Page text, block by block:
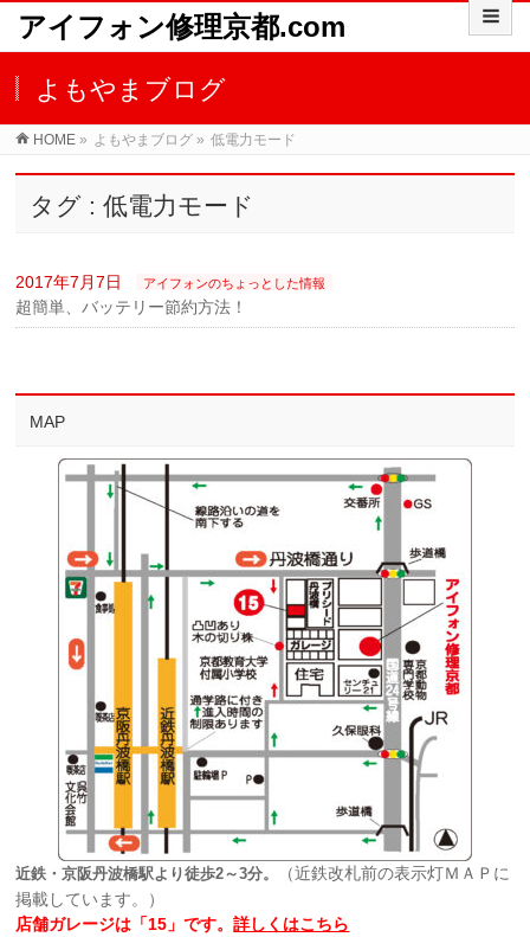
アイフォン修理京都.com
よもやまブログ
HOME » よもやまブログ » 低電力モード
タグ : 低電力モード
2017年7月7日 アイフォンのちょっとした情報
超簡単、バッテリー節約方法！
MAP
近鉄・京阪丹波橋駅より徒歩2～3分。
（近鉄改札前の表示灯ＭＡＰに
掲載しています。）
店舗ガレージは「15」です。詳しくはこちら